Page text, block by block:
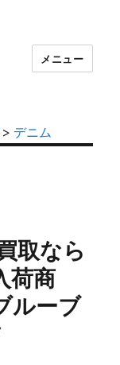
メニュー
> デニム
取なら
荷商
ーブ